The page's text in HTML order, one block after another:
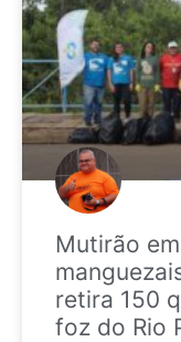
Mutirão
retira 150
foz do Rio